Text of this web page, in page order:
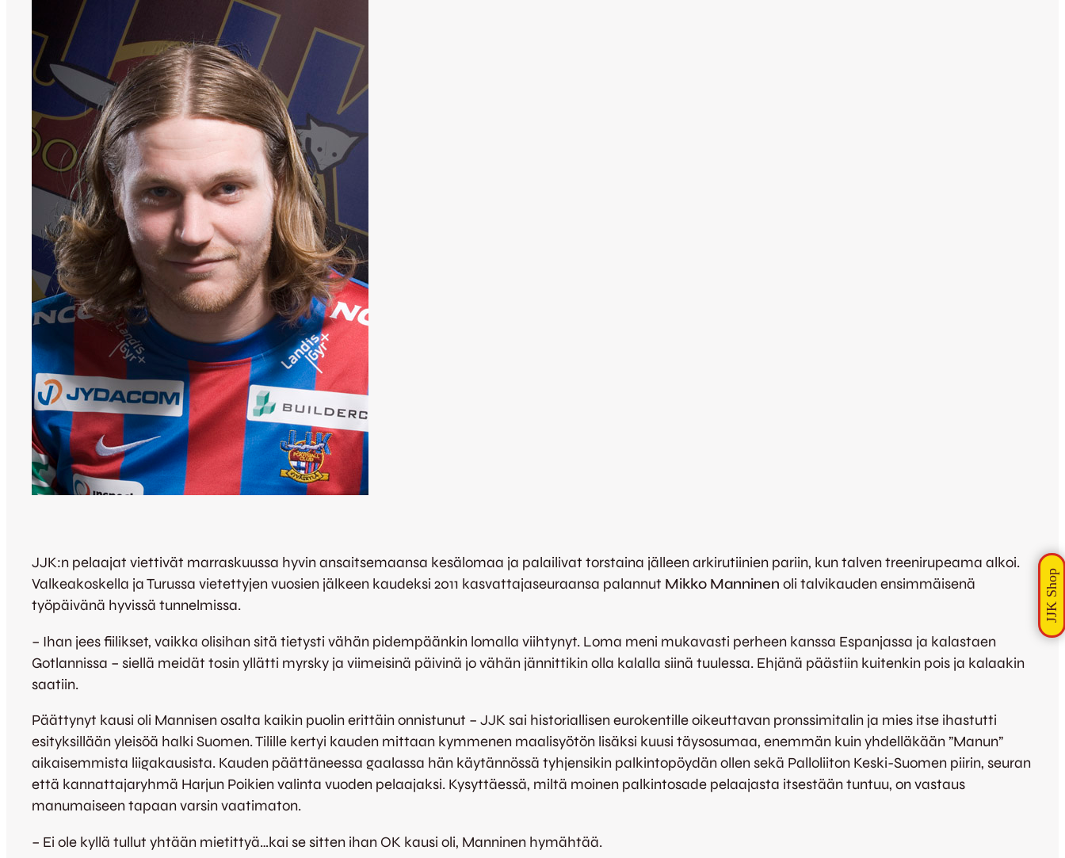
JJK:n pelaajat viettivät marraskuussa hyvin ansaitsemaansa kesälomaa ja palailivat torstaina jälleen arkirutiinien pariin, kun talven treenirupeama alkoi.
Valkeakoskella ja Turussa vietettyjen vuosien jälkeen kaudeksi 2011 kasvattajaseuraansa palannut Mikko Manninen oli talvikauden ensimmäisenä
työpäivänä hyvissä tunnelmissa.
– Ihan jees fiilikset, vaikka olisihan sitä tietysti vähän pidempäänkin lomalla viihtynyt. Loma meni mukavasti perheen kanssa Espanjassa ja kalastaen
Gotlannissa – siellä meidät tosin yllätti myrsky ja viimeisinä päivinä jo vähän jännittikin olla kalalla siinä tuulessa. Ehjänä päästiin kuitenkin pois ja kalaakin
saatiin.
Päättynyt kausi oli Mannisen osalta kaikin puolin erittäin onnistunut – JJK sai historiallisen eurokentille oikeuttavan pronssimitalin ja mies itse ihastutti
esityksillään yleisöä halki Suomen. Tilille kertyi kauden mittaan kymmenen maalisyötön lisäksi kuusi täysosumaa, enemmän kuin yhdelläkään ”Manun”
aikaisemmista liigakausista. Kauden päättäneessa gaalassa hän käytännössä tyhjensikin palkintopöydän ollen sekä Palloliiton Keski-Suomen piirin, seuran
että kannattajaryhmä Harjun Poikien valinta vuoden pelaajaksi. Kysyttäessä, miltä moinen palkintosade pelaajasta itsestään tuntuu, on vastaus
manumaiseen tapaan varsin vaatimaton.
– Ei ole kyllä tullut yhtään mietittyä…kai se sitten ihan OK kausi oli, Manninen hymähtää.